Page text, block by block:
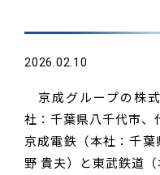
2026.02.10
京成グループの株
社：千葉県八千代市、
京成電鉄（本社：千
野 貴夫）と東武鉄道